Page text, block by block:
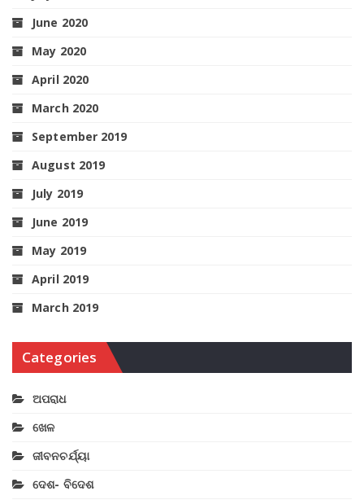
June 2020
May 2020
April 2020
March 2020
September 2019
August 2019
July 2019
June 2019
May 2019
April 2019
March 2019
Categories
ଅପରାଧ
ଖେଳ
ଜୀବନଚର୍ଯ୍ୟା
ଦେଶ- ବିଦେଶ